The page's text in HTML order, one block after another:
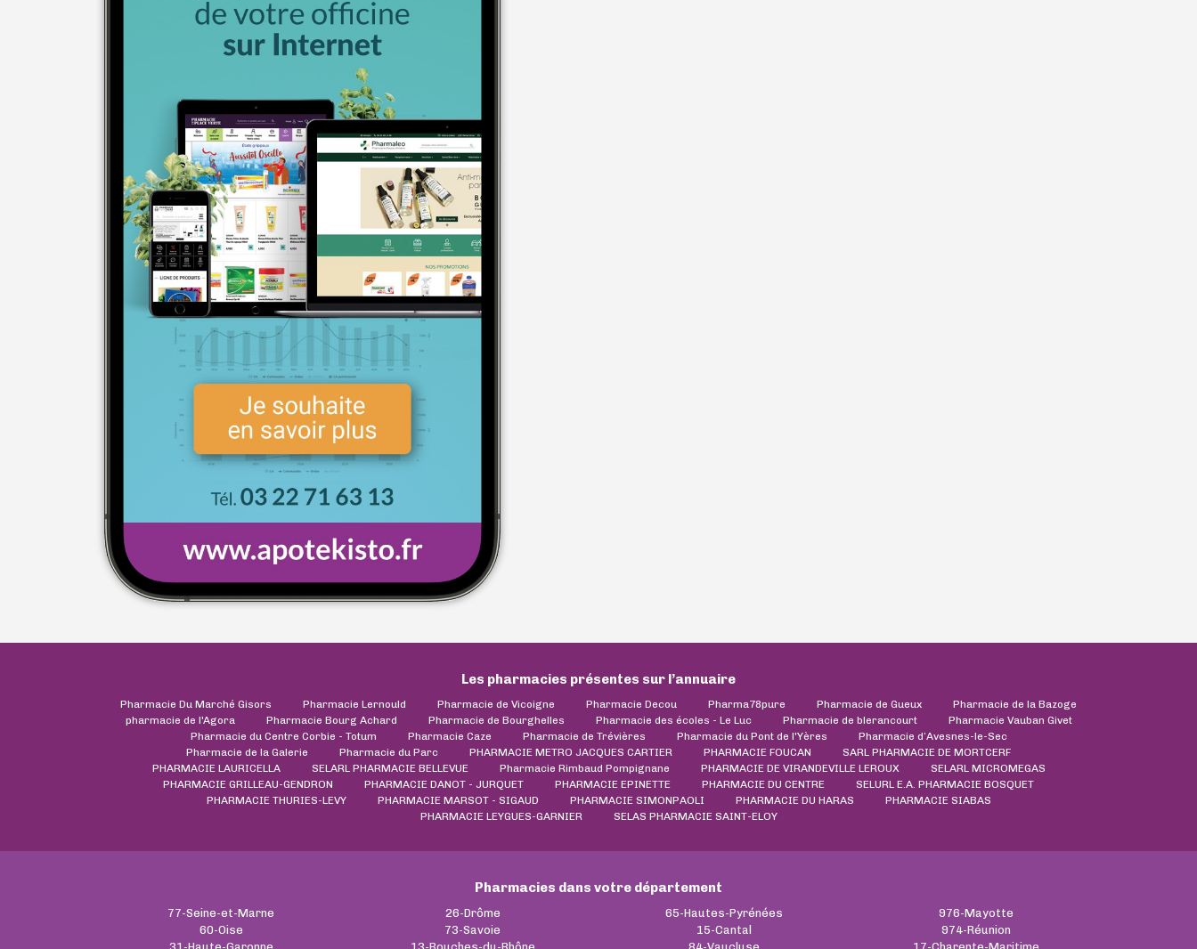
Les pharmacies présentes sur l’annuaire
Pharmacie Du Marché Gisors Pharmacie Lernould Pharmacie de Vicoigne Pharmacie Decou Pharma78pure Pharmacie de Gueux
Pharmacie de la Bazoge
pharmacie de l'Agora
Pharmacie Bourg Achard Pharmacie de Bourghelles Pharmacie des écoles - Le Luc Pharmacie de blerancourt
Pharmacie Vauban Givet
Pharmacie du Centre Corbie - Totum
Pharmacie Caze Pharmacie de Trévières Pharmacie du Pont de l'Yères
Pharmacie d’Avesnes-le-Sec
Pharmacie de la Galerie
Pharmacie du Parc PHARMACIE METRO JACQUES CARTIER PHARMACIE FOUCAN
SARL PHARMACIE DE MORTCERF
PHARMACIE LAURICELLA
SELARL PHARMACIE BELLEVUE Pharmacie Rimbaud Pompignane PHARMACIE DE VIRANDEVILLE LEROUX
SELARL MICROMEGAS
PHARMACIE GRILLEAU-GENDRON
PHARMACIE DANOT - JURQUET PHARMACIE EPINETTE PHARMACIE DU CENTRE
SELURL E.A. PHARMACIE BOSQUET
PHARMACIE THURIES-LEVY
PHARMACIE MARSOT - SIGAUD PHARMACIE SIMONPAOLI PHARMACIE DU HARAS
PHARMACIE SIABAS
PHARMACIE LEYGUES-GARNIER
SELAS PHARMACIE SAINT-ELOY
Pharmacies dans votre département
77-Seine-et-Marne
60-Oise
26-Drôme
73-Savoie
65-Hautes-Pyrénées
15-Cantal
976-Mayotte
974-Réunion